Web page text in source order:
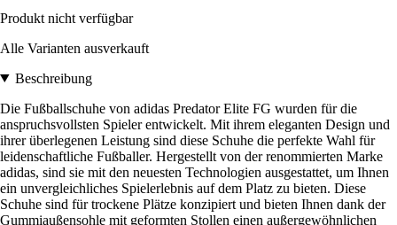
Produkt nicht verfügbar
Alle Varianten ausverkauft
Beschreibung
Die Fußballschuhe von adidas Predator Elite FG wurden für die
anspruchsvollsten Spieler entwickelt. Mit ihrem eleganten Design und
ihrer überlegenen Leistung sind diese Schuhe die perfekte Wahl für
leidenschaftliche Fußballer. Hergestellt von der renommierten Marke
adidas, sind sie mit den neuesten Technologien ausgestattet, um Ihnen
ein unvergleichliches Spielerlebnis auf dem Platz zu bieten. Diese
Schuhe sind für trockene Plätze konzipiert und bieten Ihnen dank der
Gummiaußensohle mit geformten Stollen einen außergewöhnlichen